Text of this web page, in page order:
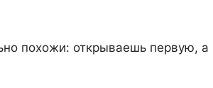
похожи: открываешь первую, а